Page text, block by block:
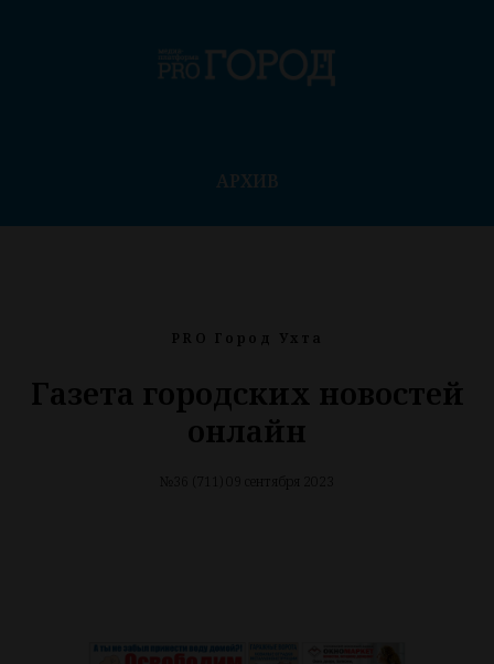
АРХИВ
PRO Город Ухта
Газета городских новостей
онлайн
№36 (711) 09 сентября 2023